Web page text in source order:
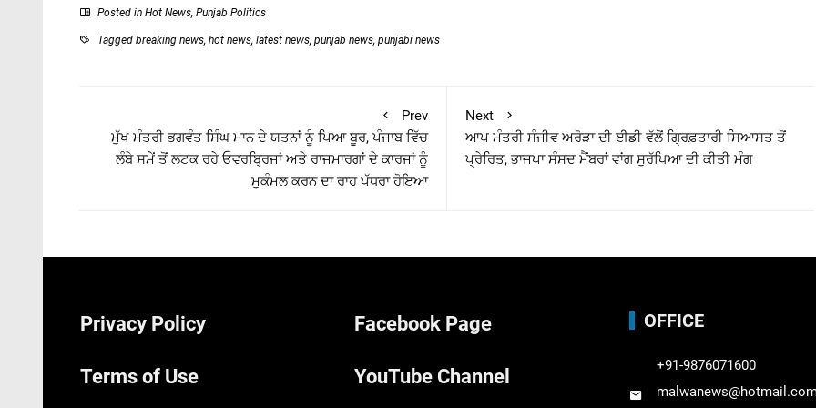
Posted in Hot News, Punjab Politics
Tagged breaking news, hot news, latest news, punjab news, punjabi news
Prev
ਮੁੱਖ ਮੰਤਰੀ ਭਗਵੰਤ ਸਿੰਘ ਮਾਨ ਦੇ ਯਤਨਾਂ ਨੂੰ ਪਿਆ ਬੂਰ, ਪੰਜਾਬ ਵਿੱਚ
ਲੰਬੇ ਸਮੇਂ ਤੋਂ ਲਟਕ ਰਹੇ ਓਵਰਬ੍ਰਿਜਾਂ ਅਤੇ ਰਾਜਮਾਰਗਾਂ ਦੇ ਕਾਰਜਾਂ ਨੂੰ
ਮੁਕੰਮਲ ਕਰਨ ਦਾ ਰਾਹ ਪੱਧਰਾ ਹੋਇਆ
Next
ਆਪ ਮੰਤਰੀ ਸੰਜੀਵ ਅਰੋੜਾ ਦੀ ਈਡੀ ਵੱਲੋਂ ਗ੍ਰਿਫ਼ਤਾਰੀ ਸਿਆਸਤ ਤੋਂ
ਪ੍ਰੇਰਿਤ, ਭਾਜਪਾ ਸੰਸਦ ਮੈਂਬਰਾਂ ਵਾਂਗ ਸੁਰੱਖਿਆ ਦੀ ਕੀਤੀ ਮੰਗ
Privacy Policy
Terms of Use
Facebook Page
YouTube Channel
OFFICE
+91-9876071600